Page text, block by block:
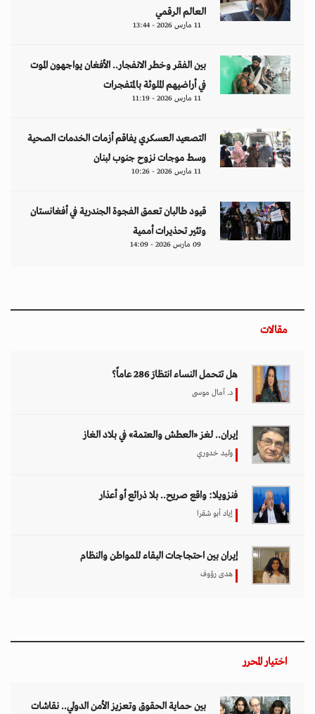
العالم الرقمي
11 مارس 2026 - 13:44
بين الفقر وخطر الانفجار.. الأفغان يواجهون الموت
في أراضيهم الملوثة بالمتفجرات
11 مارس 2026 - 11:19
التصعيد العسكري يفاقم أزمات الخدمات الصحية
وسط موجات نزوح جنوب لبنان
11 مارس 2026 - 10:26
قيود طالبان تعمق الفجوة الجندرية في أفغانستان
وتثير تحذيرات أممية
09 مارس 2026 - 14:09
مقالات
هل تتحمل النساء انتظارَ 286 عاماً؟
د. آمال موسى
إيران.. لغز «العطش والعتمة» في بلاد الغاز
وليد خدوري
فنزويلا: واقع صريح.. بلا ذرائع أو أعذار
إياد أبو شقرا
إيران بين احتجاجات البقاء للمواطن والنظام
هدى رؤوف
اختيار المحرر
بين حماية الحقوق وتعزيز الأمن الدولي.. نقاشات